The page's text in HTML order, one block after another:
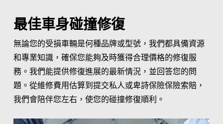
最佳車身碰撞修復
無論您的受損車輛是何種品牌或型號，我們都具備資源
和專業知識，確保您能夠及時獲得合理價格的修復服
務。我們能提供修復進展的最新情況，並回答您的問
題。從維修費用估算到提交私人或卑詩保險保險索賠，
我們會陪伴您左右，使您的碰撞修復順利。